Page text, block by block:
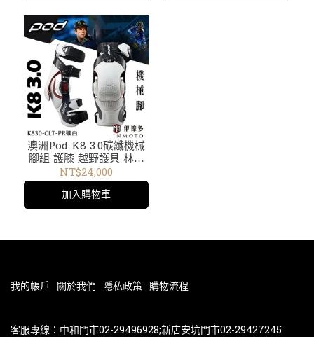
澳洲Pod K8 3.0碳纖機械
腳組 護膝 越野護具 林道
下坡車 極限運動 膝蓋支架
KNEE BRACE 。碳白
NT$24,000
加入購物車
我的帳戶 關於我們 隱私政策 購物流程
客服專線：中和門市02-29496928;新店安坑門市02-29427245